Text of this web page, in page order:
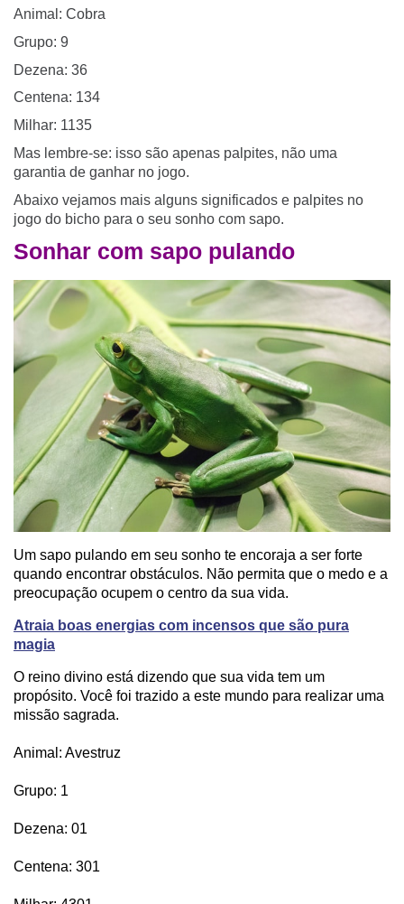
Animal: Cobra
Grupo: 9
Dezena: 36
Centena: 134
Milhar: 1135
Mas lembre-se: isso são apenas palpites, não uma
garantia de ganhar no jogo.
Abaixo vejamos mais alguns significados e palpites no
jogo do bicho para o seu sonho com sapo.
Sonhar com sapo pulando
Um sapo pulando em seu sonho te encoraja a ser forte
quando encontrar obstáculos. Não permita que o medo e a
preocupação ocupem o centro da sua vida.
Atraia boas energias com incensos que são pura
magia
O reino divino está dizendo que sua vida tem um
propósito. Você foi trazido a este mundo para realizar uma
missão sagrada.
Animal: Avestruz
Grupo: 1
Dezena: 01
Centena: 301